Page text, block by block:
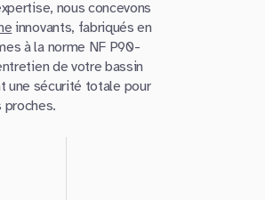
nous concevons
innovants, fabriqués en
à la norme NF P90-
de votre bassin
une sécurité totale pour
proches.